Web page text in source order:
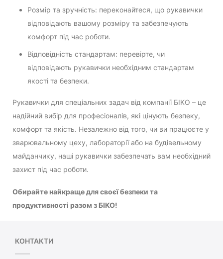
Розмір та зручність: переконайтеся, що рукавички
відповідають вашому розміру та забезпечують
комфорт під час роботи.
Відповідність стандартам: перевірте, чи
відповідають рукавички необхідним стандартам
якості та безпеки.
Рукавички для спеціальних задач від компанії БІКО – це
надійний вибір для професіоналів, які цінують безпеку,
комфорт та якість. Незалежно від того, чи ви працюєте у
зварювальному цеху, лабораторії або на будівельному
майданчику, наші рукавички забезпечать вам необхідний
захист під час роботи.
Обирайте найкраще для своєї безпеки та
продуктивності разом з БІКО!
КОНТАКТИ